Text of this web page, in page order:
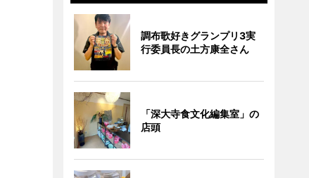
調布歌好きグランプリ3実
行委員長の土方康全さん
「深大寺食文化編集室」の
店頭